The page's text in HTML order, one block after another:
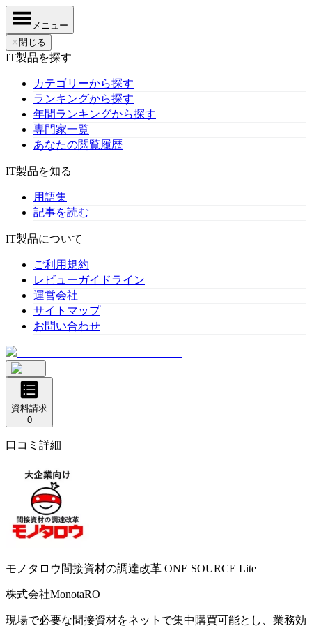
メニュー
✕ 閉じる
IT製品を探す
カテゴリーから探す
ランキングから探す
年間ランキングから探す
専門家一覧
あなたの閲覧履歴
IT製品を知る
用語集
記事を読む
IT製品について
ご利用規約
レビューガイドライン
運営会社
サイトマップ
お問い合わせ
資料請求
0
口コミ詳細
モノタロウ間接資材の調達改革 ONE SOURCE Lite
株式会社MonotaRO
現場で必要な間接資材をネットで集中購買可能とし、業務効